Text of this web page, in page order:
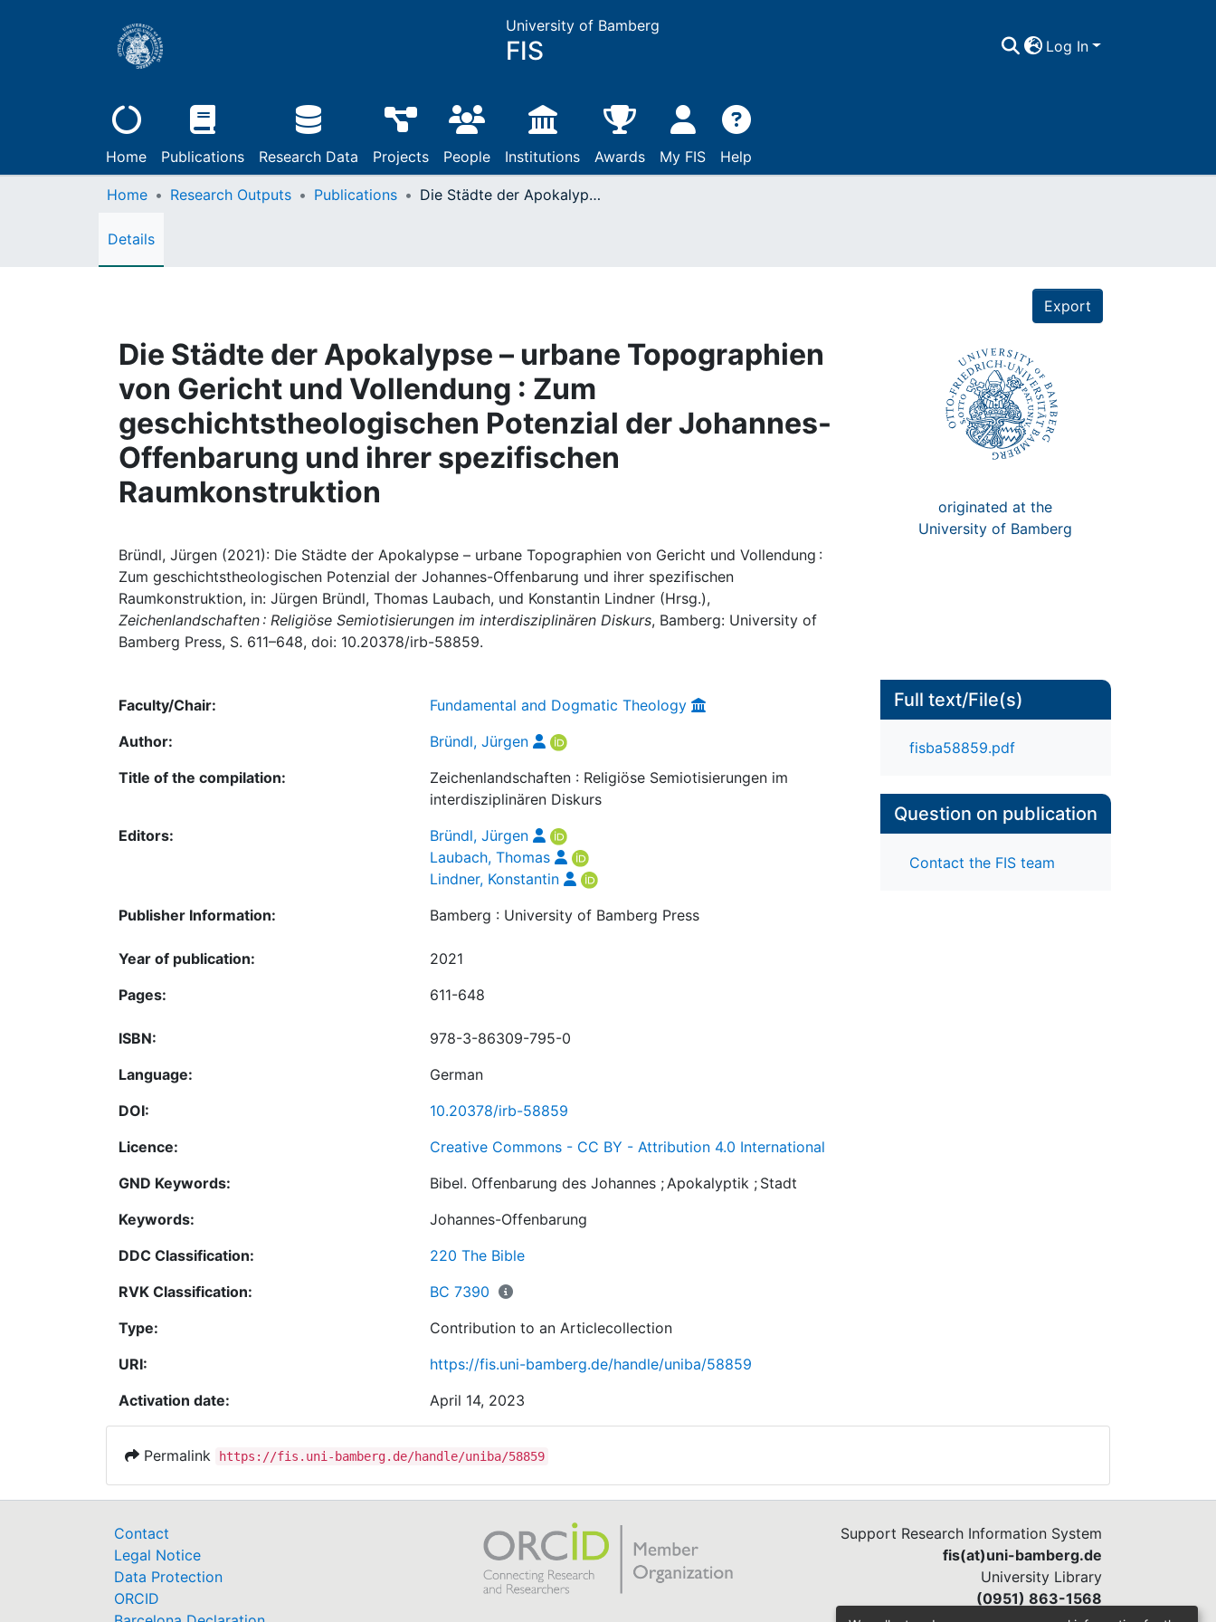
University of Bamberg
FIS Log In
Home Publications Research Data Projects People Institutions Awards My FIS Help
Home Research Outputs Publications Die Städte der Apokalypse – urbane Topographien von Gericht und Vollendung : Zum geschichtstheologischen Potenzial der Johannes-Offenbarung und ihrer spezifischen Raumkonstruktion
Details
Export
Die Städte der Apokalypse – urbane Topographien
von Gericht und Vollendung : Zum
geschichtstheologischen Potenzial der Johannes-
Offenbarung und ihrer spezifischen
Raumkonstruktion
Bründl, Jürgen (2021): Die Städte der Apokalypse – urbane Topographien von Gericht und Vollendung :
Zum geschichtstheologischen Potenzial der Johannes-Offenbarung und ihrer spezifischen
Raumkonstruktion, in: Jürgen Bründl, Thomas Laubach, und Konstantin Lindner (Hrsg.),
Zeichenlandschaften : Religiöse Semiotisierungen im interdisziplinären Diskurs, Bamberg: University of
Bamberg Press, S. 611–648, doi: 10.20378/irb-58859.
originated at the
University of Bamberg
Faculty/Chair:
Fundamental and Dogmatic Theology
Author:
Bründl, Jürgen
Title of the compilation:
Zeichenlandschaften : Religiöse Semiotisierungen im
interdisziplinären Diskurs
Editors:
Bründl, Jürgen
Laubach, Thomas
Lindner, Konstantin
Publisher Information:
Bamberg : University of Bamberg Press
Year of publication:
2021
Pages:
611-648
ISBN:
978-3-86309-795-0
Language:
German
DOI:
10.20378/irb-58859
Licence:
Creative Commons - CC BY - Attribution 4.0 International
GND Keywords:
Bibel. Offenbarung des Johannes ;Apokalyptik ; Stadt
Keywords:
Johannes-Offenbarung
DDC Classification:
220 The Bible
RVK Classification:
BC 7390
Type:
Contribution to an Articlecollection
URI:
https://fis.uni-bamberg.de/handle/uniba/58859
Activation date:
April 14, 2023
Full text/File(s)
fisba58859.pdf
Question on publication
Contact the FIS team
Permalink https://fis.uni-bamberg.de/handle/uniba/58859
Contact
Legal Notice
Data Protection
ORCID
Support Research Information System
fis(at)uni-bamberg.de
University Library
(0951) 863-1568